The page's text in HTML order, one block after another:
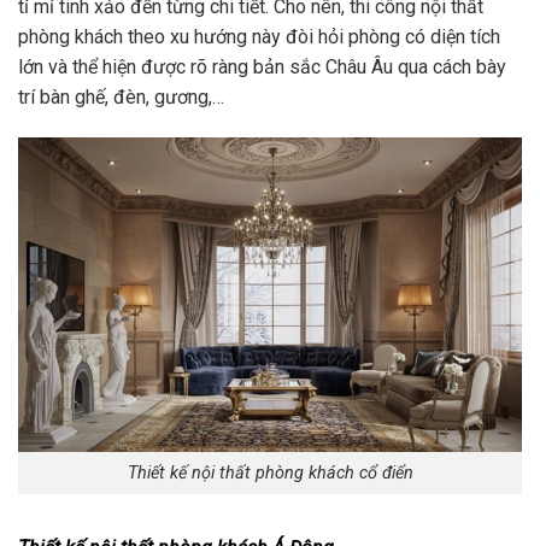
tỉ mỉ tinh xảo đến từng chi tiết. Cho nên, thi công nội thất
phòng khách theo xu hướng này đòi hỏi phòng có diện tích
lớn và thể hiện được rõ ràng bản sắc Châu Âu qua cách bày
trí bàn ghế, đèn, gương,…
Thiết kế nội thất phòng khách cổ điển